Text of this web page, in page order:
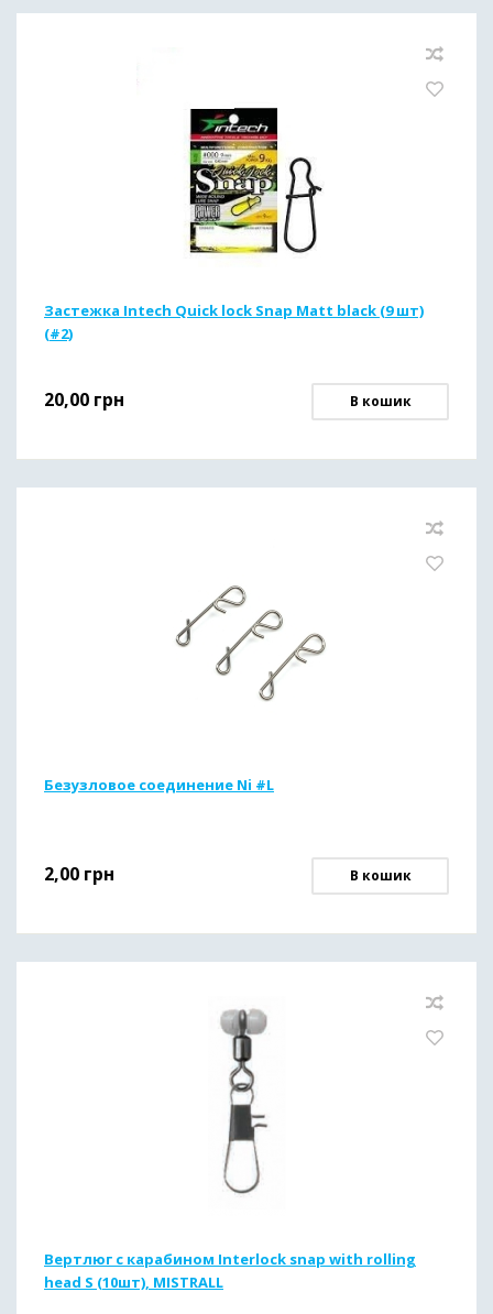
Застежка Intech Quick lock Snap Matt black (9 шт)
(#2)
20,00 грн В кошик
Безузловое соединение Ni #L
2,00 грн В кошик
Вертлюг с карабином Interlock snap with rolling
head S (10шт), MISTRALL